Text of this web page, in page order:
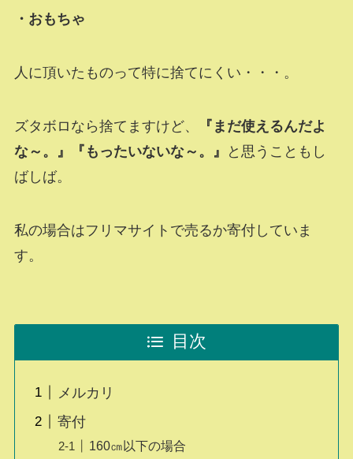
・おもちゃ
人に頂いたものって特に捨てにくい・・・。
ズタボロなら捨てますけど、
『まだ使えるんだよ
な～。』『もったいないな～。』
と思うこともし
ばしば。
私の場合はフリマサイトで売るか寄付していま
す。
目次
メルカリ
寄付
160㎝以下の場合